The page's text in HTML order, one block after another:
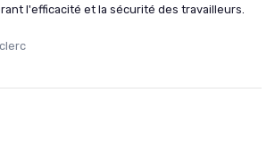
l'efficacité et la sécurité des travailleurs.